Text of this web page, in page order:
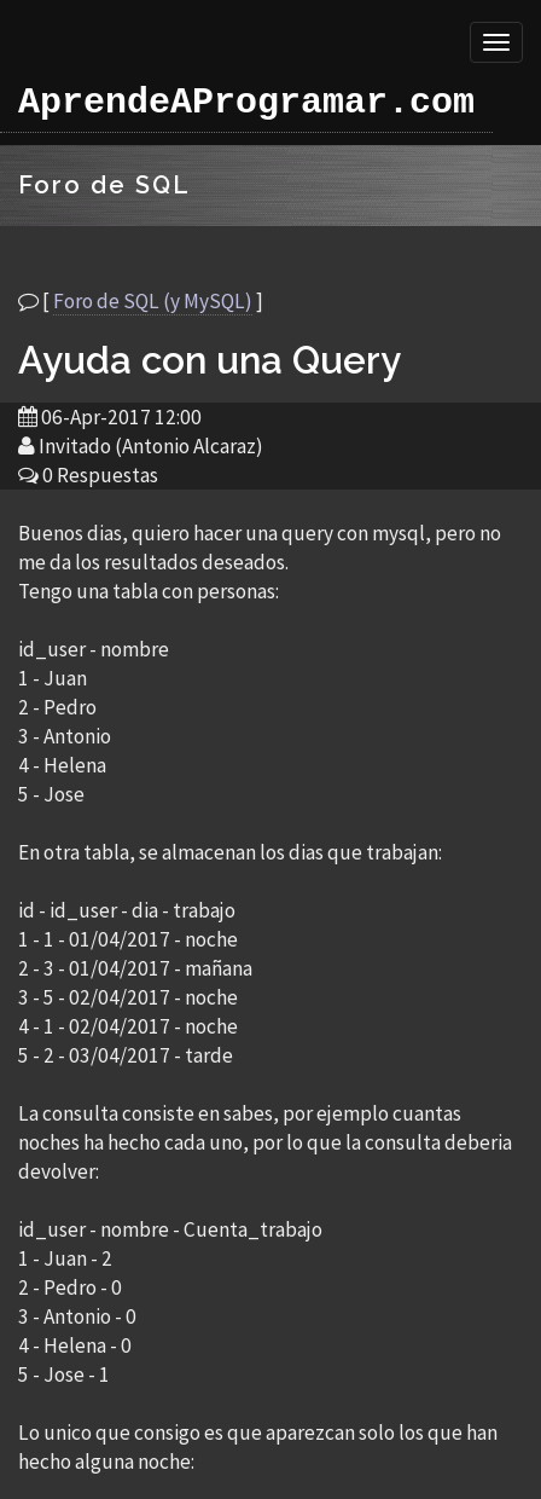
AprendeAProgramar.com
Foro de SQL
[Foro de SQL (y MySQL) ]
Ayuda con una Query
06-Apr-2017 12:00
Invitado (Antonio Alcaraz)
0 Respuestas
Buenos dias, quiero hacer una query con mysql, pero no
me da los resultados deseados.
Tengo una tabla con personas:
id_user - nombre
1 - Juan
2 - Pedro
3 - Antonio
4 - Helena
5 - Jose
En otra tabla, se almacenan los dias que trabajan:
id - id_user - dia - trabajo
1 - 1 - 01/04/2017 - noche
2 - 3 - 01/04/2017 - mañana
3 - 5 - 02/04/2017 - noche
4 - 1 - 02/04/2017 - noche
5 - 2 - 03/04/2017 - tarde
La consulta consiste en sabes, por ejemplo cuantas
noches ha hecho cada uno, por lo que la consulta deberia
devolver:
id_user - nombre - Cuenta_trabajo
1 - Juan - 2
2 - Pedro - 0
3 - Antonio - 0
4 - Helena - 0
5 - Jose - 1
Lo unico que consigo es que aparezcan solo los que han
hecho alguna noche: